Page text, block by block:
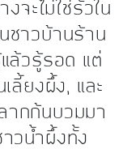
จะไม่ใช่รั้วใน
ชาวบ้านร้าน
ล้วรู้รอด แต่
ลี้ยงผึ้ง, และ
ากก้นบวมมา
วน้ำผึ้งทั้ง